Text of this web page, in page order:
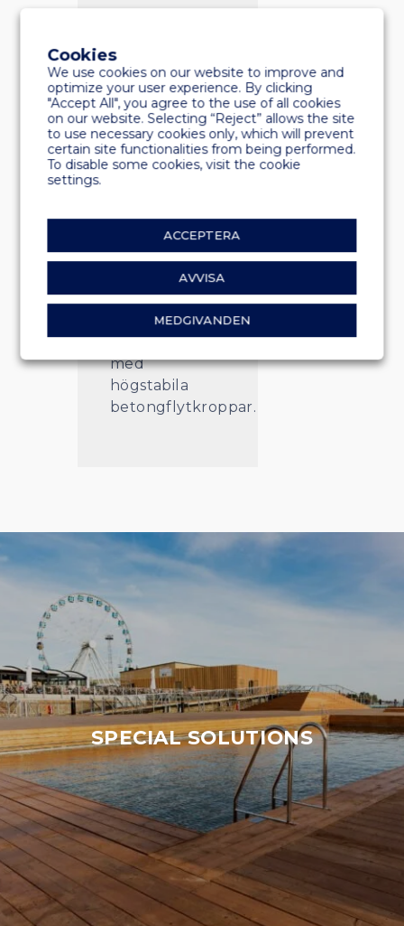
omkonfigurering
i hamnen, allt
förstärkt med
lättåtkomliga
profiler på
sidan. Vårt
kan också
kombineras
med vår unika
hybridteknik
som ersätter
polyflotörer
med
högstabila
betongflytkroppar.
SPECIAL SOLUTIONS
Cookies
We use cookies on our website to improve and
optimize your user experience. By clicking
"Accept All", you agree to the use of all cookies
on our website. Selecting “Reject” allows the site
to use necessary cookies only, which will prevent
certain site functionalities from being performed.
To disable some cookies, visit the cookie
settings.
ACCEPTERA
AVVISA
MEDGIVANDEN